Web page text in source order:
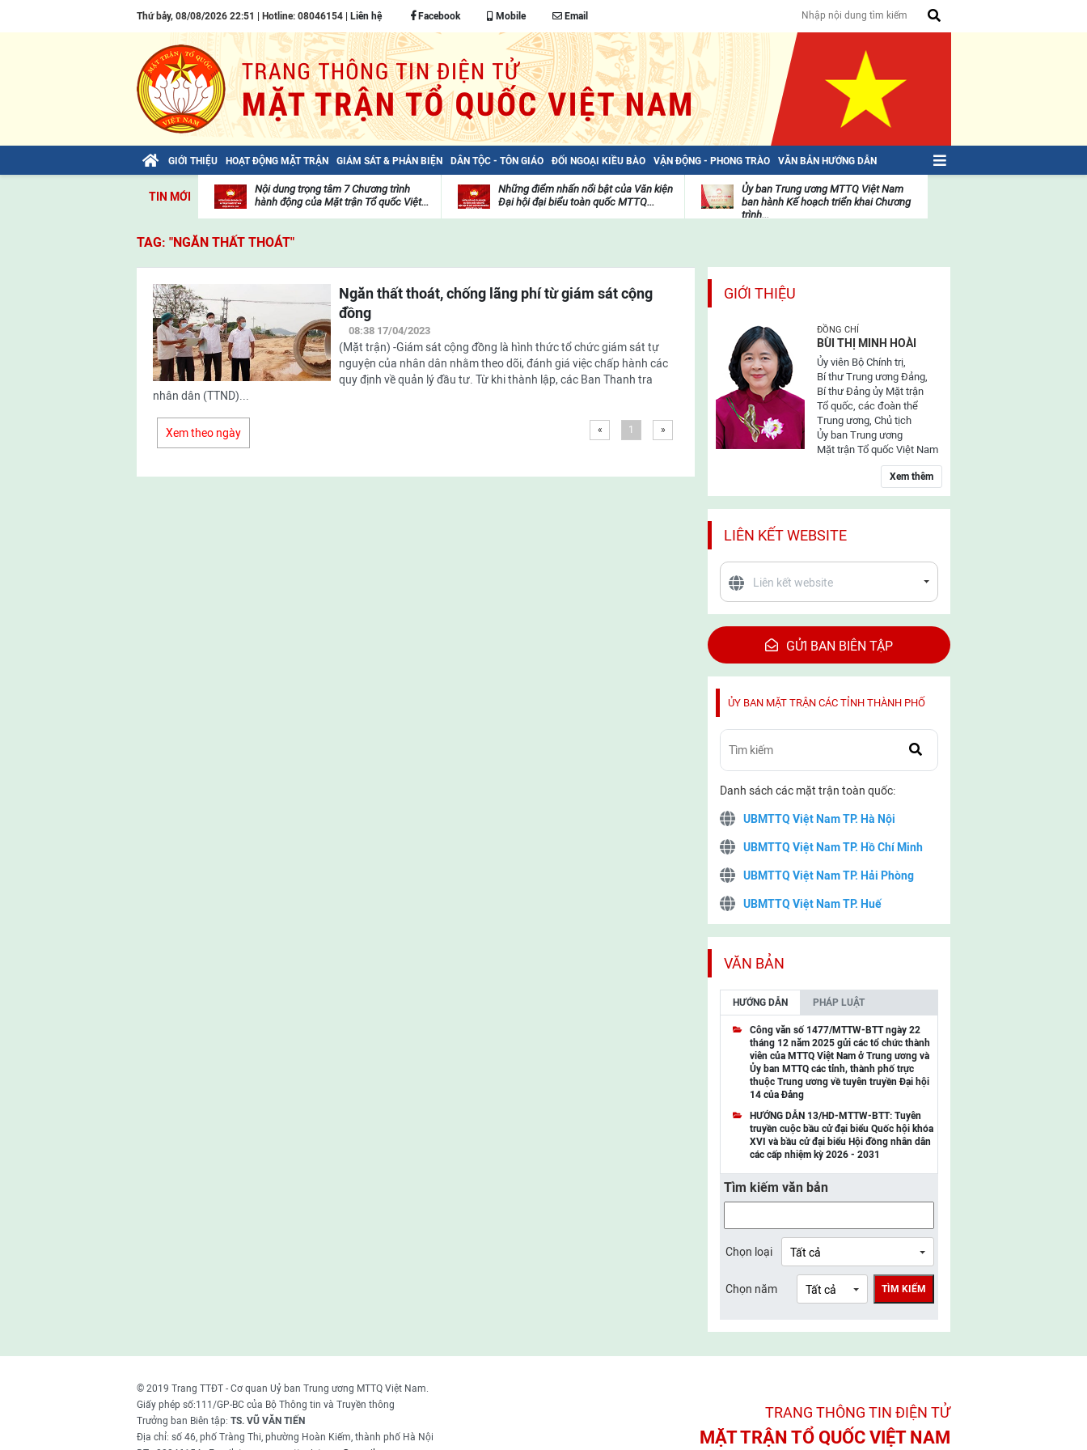
Thứ bảy, 08/08/2026 22:51 | Hotline: 08046154 | Liên hệ Facebook Mobile Email
GIỚI THIỆU HOẠT ĐỘNG MẶT TRẬN GIÁM SÁT & PHẢN BIỆN DÂN TỘC - TÔN GIÁO ĐỐI NGOẠI KIỀU BÀO VẬN ĐỘNG - PHONG TRÀO VĂN BẢN HƯỚNG DẪN
TIN MỚI
viện
Nội dung trọng tâm 7 Chương trình
hành động của Mặt trận Tổ quốc Việt...
Những điểm nhấn nổi bật của Văn kiện
Đại hội đại biểu toàn quốc MTTQ...
mặt
Ủy ban Trung ương MTTQ Việt Nam
ban hành Kế hoạch triển khai Chương
trình...
Hoạt
của
mặt
trận
Toàn văn NGHỊ QUYẾT Đại hội đại biểu
toàn quốc Mặt trận Tổ quốc Việt...
Hoạt
của
Hoạt
động
Hoạt
động
của
mặt
trận
hội đại biểu toàn quốc Mặt trận...
hợp
nước Tô Lâm tại Đại hội đại...
Tin
Lâm tại Bế mạc Đại hội...
Tin
tổng
hợp
Danh sách Bộ Chính trị, Ban Bí thư Ban
Chấp hành Trung ương Đảng khóa...
Tin
tổng
hợp
LÊN! TOÀN THẮNG ẮT VỀ TA!
TAG: "NGĂN THẤT THOÁT"
Ngăn thất thoát, chống lãng phí từ giám sát cộng
đồng
08:38 17/04/2023
(Mặt trận) -Giám sát cộng đồng là hình thức tổ chức giám sát tự
nguyện của nhân dân nhằm theo dõi, đánh giá việc chấp hành các
quy định về quản lý đầu tư. Từ khi thành lập, các Ban Thanh tra
nhân dân (TTND)...
Xem theo ngày « 1 »
GIỚI THIỆU
ĐỒNG CHÍ
BÙI THỊ MINH HOÀI
Ủy viên Bộ Chính trị,
Bí thư Trung ương Đảng,
Bí thư Đảng ủy Mặt trận
Tổ quốc, các đoàn thể
Trung ương, Chủ tịch
Ủy ban Trung ương
Mặt trận Tổ quốc Việt Nam
Xem thêm
LIÊN KẾT WEBSITE
GỬI BAN BIÊN TẬP
ỦY BAN MẶT TRẬN CÁC TỈNH THÀNH PHỐ
Danh sách các mặt trận toàn quốc:
UBMTTQ Việt Nam TP. Hà Nội
UBMTTQ Việt Nam TP. Hồ Chí Minh
UBMTTQ Việt Nam TP. Hải Phòng
UBMTTQ Việt Nam TP. Huế
UBMTTQ Việt Nam TP. Cần Thơ
UBMTTQ Việt Nam tỉnh Quảng Ninh
UBMTTQ Việt Nam tỉnh Cao Bằng
UBMTTQ Việt Nam tỉnh Lạng Sơn
UBMTTQ Việt Nam tỉnh Lai Châu
UBMTTQ Việt Nam tỉnh Điện Biên
UBMTTQ Việt Nam tỉnh Sơn La
UBMTTQ Việt Nam tỉnh Thanh Hóa
UBMTTQ Việt Nam tỉnh Nghệ An
UBMTTQ Việt Nam tỉnh Lào Cai
UBMTTQ Việt Nam tỉnh Thái Nguyên
UBMTTQ Việt Nam tỉnh Bắc Ninh
UBMTTQ Việt Nam tỉnh Ninh Bình
UBMTTQ Việt Nam tỉnh Quảng Trị
VĂN BẢN
HƯỚNG DẪN PHÁP LUẬT
Công văn số 1477/MTTW-BTT ngày 22
tháng 12 năm 2025 gửi các tổ chức thành
viên của MTTQ Việt Nam ở Trung ương và
Ủy ban MTTQ các tỉnh, thành phố trực
thuộc Trung ương về tuyên truyền Đại hội
14 của Đảng
HƯỚNG DẪN 13/HD-MTTW-BTT: Tuyên
truyền cuộc bầu cử đại biểu Quốc hội khóa
XVI và bầu cử đại biểu Hội đồng nhân dân
các cấp nhiệm kỳ 2026 - 2031
Tìm kiếm văn bản
Chọn loại
Chọn năm TÌM KIẾM
© 2019 Trang TTĐT - Cơ quan Uỷ ban Trung ương MTTQ Việt Nam.
Giấy phép số:111/GP-BC của Bộ Thông tin và Truyền thông
Trưởng ban Biên tập: TS. VŨ VĂN TIẾN
Địa chỉ: số 46, phố Tràng Thi, phường Hoàn Kiếm, thành phố Hà Nội
TRANG THÔNG TIN ĐIỆN TỬ­
MẶT TRẬN TỔ QUỐC VIỆT NAM